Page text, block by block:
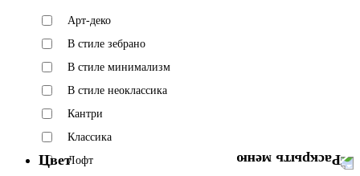
Арт-деко
В стиле зебрано
В стиле минимализм
В стиле неоклассика
Кантри
Классика
Лофт
Цвет